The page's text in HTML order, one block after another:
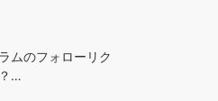
ムのフォローリク
…